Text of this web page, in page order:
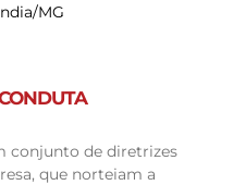
MG
conjunto de diretrizes
que norteiam a